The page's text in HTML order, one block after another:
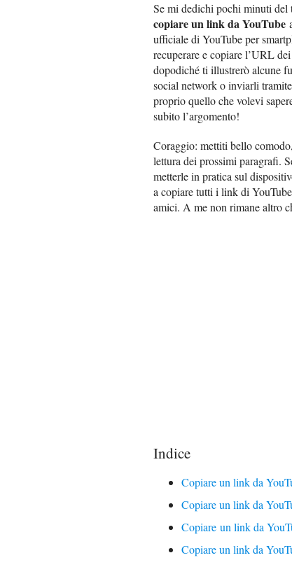
Se mi dedichi pochi minuti del
copiare un link da YouTube
ufficiale di YouTube per
recuperare e copiare l’URL
dopodiché ti illustrerò alcune
social network o inviarli
proprio quello che volevi
subito l’argomento!
Coraggio: mettiti bello
lettura dei prossimi paragrafi.
metterle in pratica sul
a copiare tutti i link di
amici. A me non rimane altro
Indice
Copiare un link da
Copiare un link da
Copiare un link da
Copiare un link da